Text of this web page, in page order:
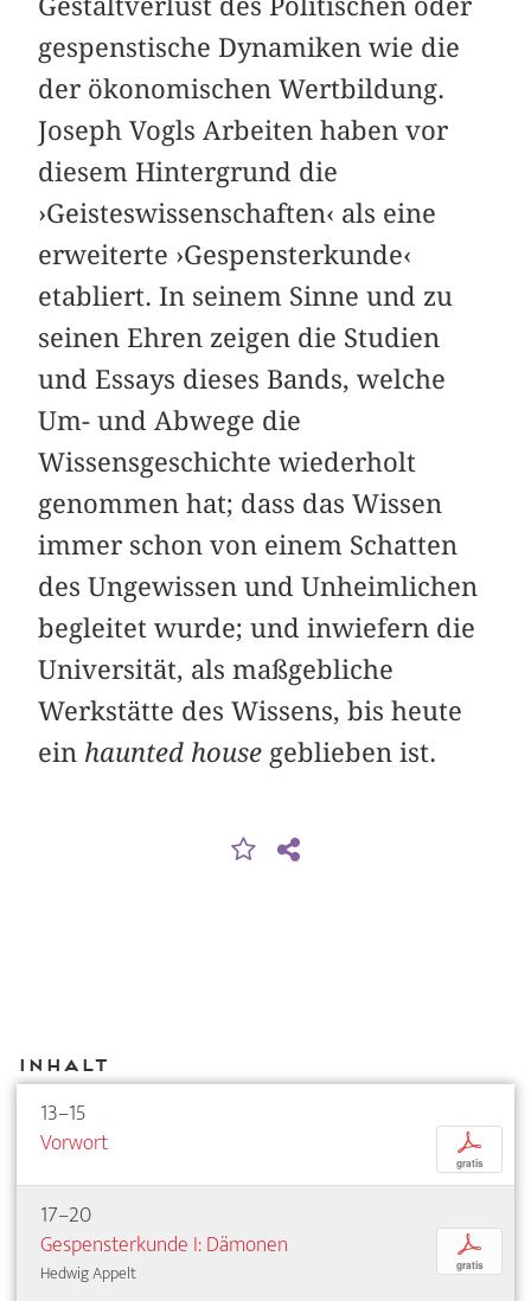
gespenstische Dynamiken wie die
der ökonomischen Wertbildung.
Joseph Vogls Arbeiten haben vor
diesem Hintergrund die
›Geisteswissenschaften‹ als eine
erweiterte ›Gespensterkunde‹
etabliert. In seinem Sinne und zu
seinen Ehren zeigen die Studien
und Essays dieses Bands, welche
Um- und Abwege die
Wissensgeschichte wiederholt
genommen hat; dass das Wissen
immer schon von einem Schatten
des Ungewissen und Unheimlichen
begleitet wurde; und inwiefern die
Universität, als maßgebliche
Werkstätte des Wissens, bis heute
ein haunted house geblieben ist.
Inhalt
13–15
Vorwort
p
gratis
17–20
Gespensterkunde I: Dämonen
Hedwig Appelt
p
gratis